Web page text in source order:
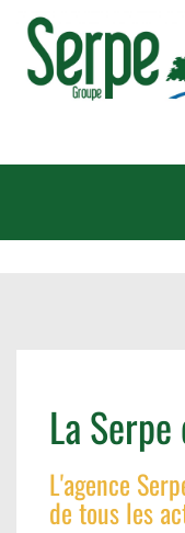
La
L'agence
de tous les